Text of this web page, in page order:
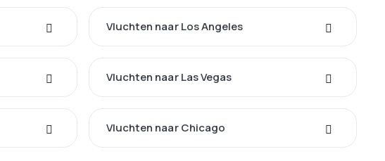
Vluchten naar Los Angeles
Vluchten naar Las Vegas
Vluchten naar Chicago